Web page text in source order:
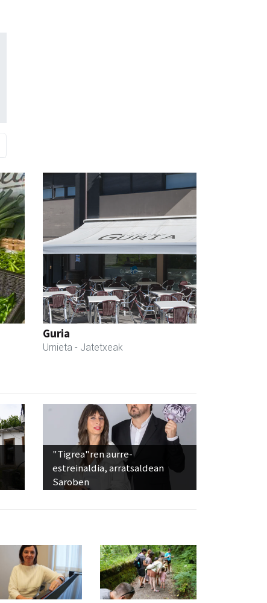
Guria
Urnieta - Jatetxeak
"Tigrea"ren aurre-
estreinaldia, arratsaldean
Saroben